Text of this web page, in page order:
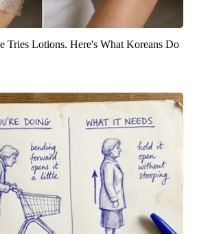
Tries Lotions. Here's What Koreans Do